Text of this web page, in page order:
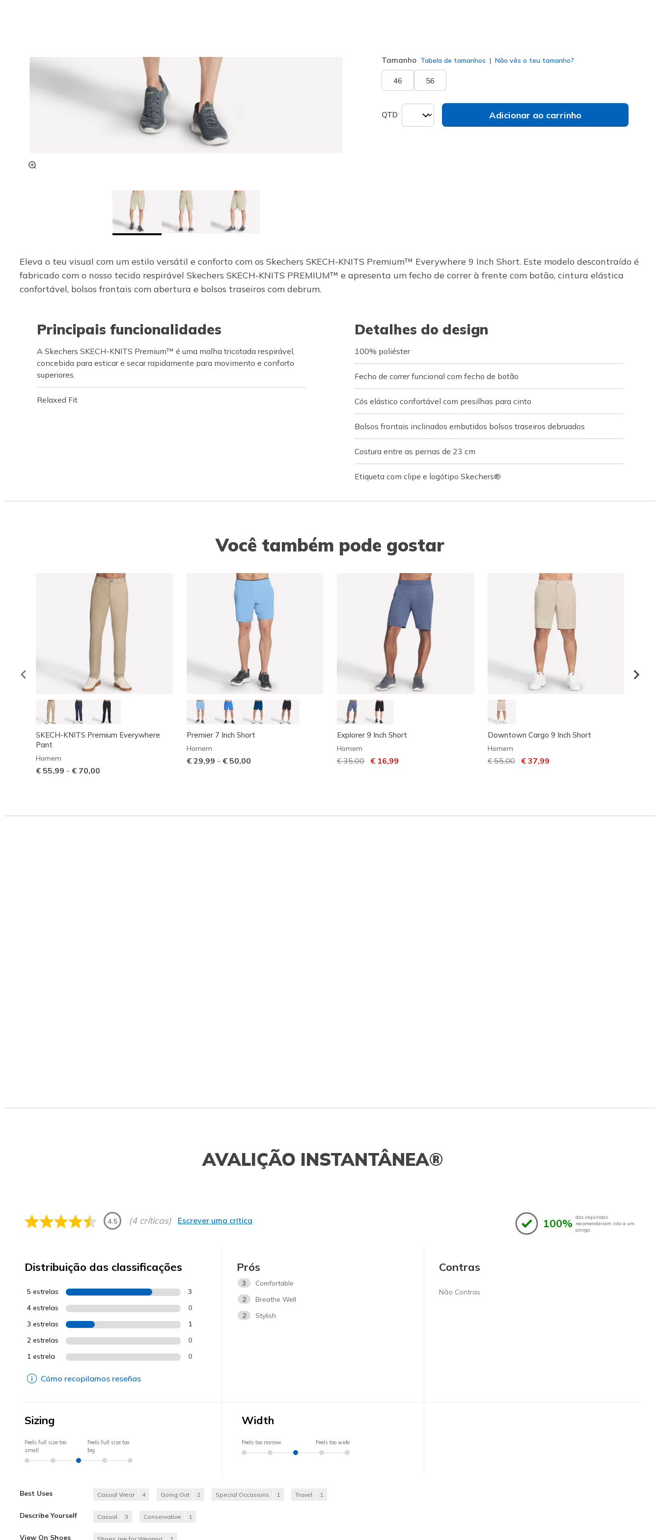
Tamanho Tabela de tamanhos Não vês o teu tamanho?
46 56
QTD Adicionar ao carrinho
Eleva o teu visual com um estilo versátil e conforto com os Skechers SKECH-KNITS Premium™ Everywhere 9 Inch Short. Este modelo descontraído é
fabricado com o nosso tecido respirável Skechers SKECH-KNITS PREMIUM™ e apresenta um fecho de correr à frente com botão, cintura elástica
confortável, bolsos frontais com abertura e bolsos traseiros com debrum.
Principais funcionalidades
A Skechers SKECH-KNITS Premium™ é uma malha tricotada respirável,
concebida para esticar e secar rapidamente para movimento e conforto
superiores.
Relaxed Fit
Detalhes do design
100% poliéster
Fecho de correr funcional com fecho de botão
Cós elástico confortável com presilhas para cinto
Bolsos frontais inclinados embutidos bolsos traseiros debruados
Costura entre as pernas de 23 cm
Etiqueta com clipe e logótipo Skechers®
Você também pode gostar
SKECH-KNITS Premium Everywhere
Pant
Homem
€ 55,99 - € 70,00
Premier 7 Inch Short
Homem
€ 29,99 - € 50,00
Explorer 9 Inch Short
Homem
Preço com desconto de
€ 35,00 para
€ 16,99
Downtown Cargo 9 Inch Short
Homem
Preço com desconto de
€ 55,00para
€ 37,99
AVALIÇÃO INSTANTÂNEA®
4.5 (4 críticas) Escrever uma crítica 100% dos inquiridos
recomendariam isto a um
amigo.
Distribuição das classificações
5 estrelas 3
4 estrelas 0
3 estrelas 1
2 estrelas 0
1 estrela 0
Cómo recopilamos reseñas
Prós
3
Comfortable
2
Breathe Well
2
Stylish
Contras
Não Contras
Sizing
Feels full size too
small
Feels full size too
big
Width
Feels too narrow Feels too wide
Best Uses Casual Wear 4 Going Out 2 Special Occasions 1 Travel 1
Describe Yourself Casual 3 Conservative 1
View On Shoes